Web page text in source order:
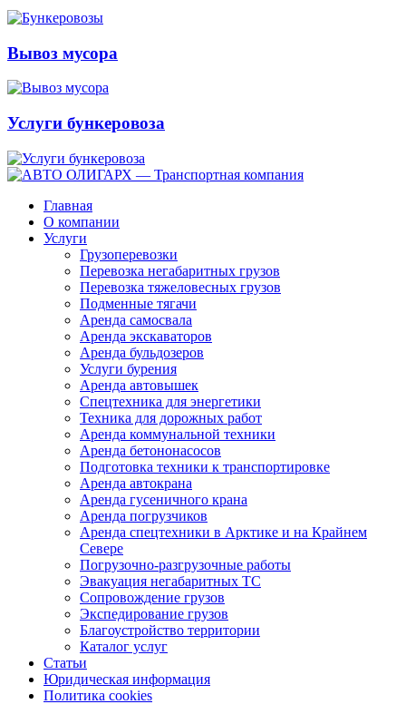
Вывоз мусора
Услуги бункеровоза
Главная
О компании
Услуги
Грузоперевозки
Перевозка негабаритных грузов
Перевозка тяжеловесных грузов
Подменные тягачи
Аренда самосвала
Аренда экскаваторов
Аренда бульдозеров
Услуги бурения
Аренда автовышек
Спецтехника для энергетики
Техника для дорожных работ
Аренда коммунальной техники
Аренда бетононасосов
Подготовка техники к транспортировке
Аренда автокрана
Аренда гусеничного крана
Аренда погрузчиков
Аренда спецтехники в Арктике и на Крайнем
Севере
Погрузочно-разгрузочные работы
Эвакуация негабаритных ТС
Сопровождение грузов
Экспедирование грузов
Благоустройство территории
Каталог услуг
Статьи
Юридическая информация
Политика cookies